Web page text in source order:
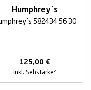
Humphrey´s
582434 56 30
125,00 €
inkl. Sehstärke 2